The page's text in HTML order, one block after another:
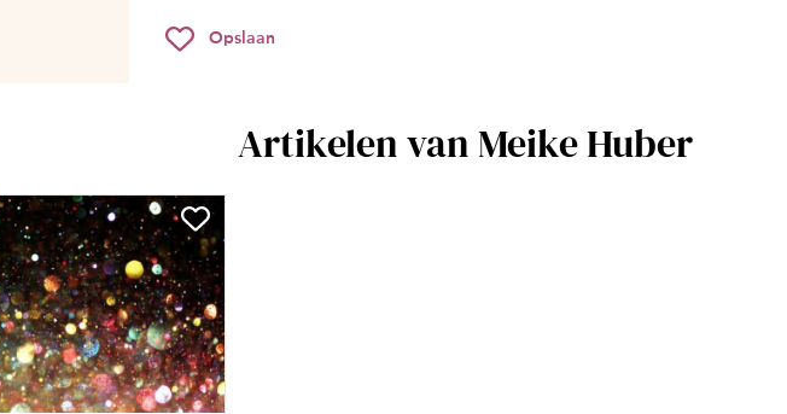
Opslaan
Artikelen van Meike Huber